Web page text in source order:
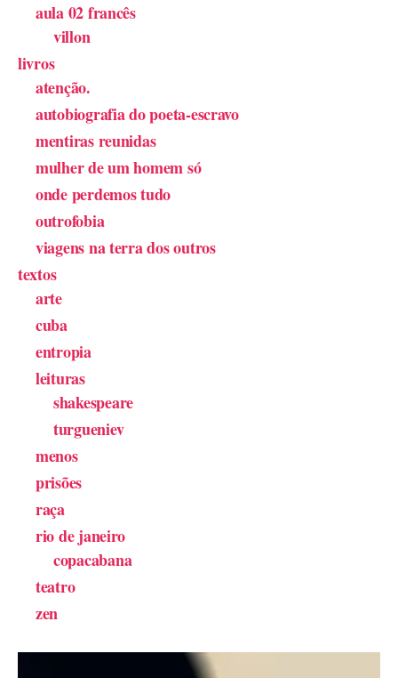
aula 02 francês
villon
livros
atenção.
autobiografia do poeta-escravo
mentiras reunidas
mulher de um homem só
onde perdemos tudo
outrofobia
viagens na terra dos outros
textos
arte
cuba
entropia
leituras
shakespeare
turgueniev
menos
prisões
raça
rio de janeiro
copacabana
teatro
zen